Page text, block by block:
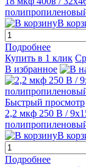
В
Подробнее
Купить в 1 клик
В избранное
Быстрый просмотр
2,2 мкф 250 В /
В
Подробнее